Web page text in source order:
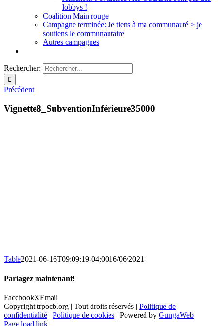
lobbys !
Coalition Main rouge
Campagne terminée: Je tiens à ma communauté > je
soutiens le communautaire
Autres campagnes
Rechercher:
Précédent
Vignette8_SubventionInférieure35000
Table2021-06-16T09:09:19-04:0016/06/2021|
Partagez maintenant!
FacebookXEmail
Copyright trpocb.org | Tout droits réservés | Politique de
confidentialité | Politique de cookies | Powered by GungaWeb
Page load link